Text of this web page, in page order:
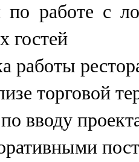
по работе с
гостей
работы
торговой
вводу